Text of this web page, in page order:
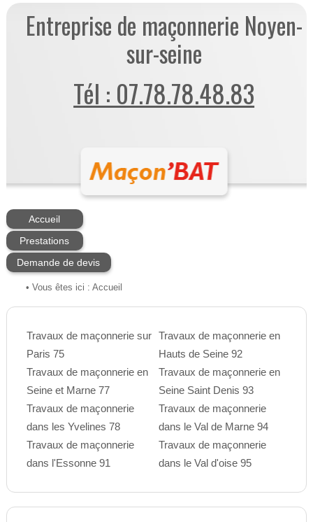
Entreprise de maçonnerie Noyen-
sur-seine
Tél : 07.78.78.48.83
Accueil
Prestations
Demande de devis
• Vous êtes ici : Accueil
Travaux de maçonnerie sur
Paris 75
Travaux de maçonnerie en
Seine et Marne 77
Travaux de maçonnerie
dans les Yvelines 78
Travaux de maçonnerie
dans l'Essonne 91
Travaux de maçonnerie en
Hauts de Seine 92
Travaux de maçonnerie en
Seine Saint Denis 93
Travaux de maçonnerie
dans le Val de Marne 94
Travaux de maçonnerie
dans le Val d'oise 95